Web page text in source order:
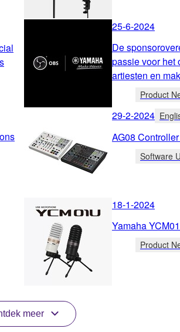
25-6-2024
De
passie voor het
artiesten en
Product
29-2-2024
AG08
Software
18-1-2024
Yamaha
Product
meer